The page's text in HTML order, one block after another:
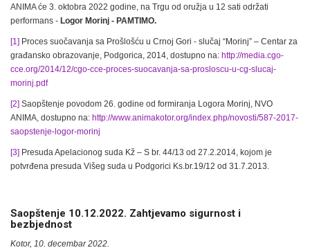
ANIMA će 3. oktobra 2022 godine, na Trgu od oružja u 12 sati održati
performans - Logor Morinj - PAMTIMO.
[1] Proces suočavanja sa Prošlošću u Crnoj Gori - slučaj “Morinj” – Centar za
građansko obrazovanje, Podgorica, 2014, dostupno na: http://media.cgo-
cce.org/2014/12/cgo-cce-proces-suocavanja-sa-prosloscu-u-cg-slucaj-
morinj.pdf
[2] Saopštenje povodom 26. godine od formiranja Logora Morinj, NVO
ANIMA, dostupno na: http://www.animakotor.org/index.php/novosti/587-2017-
saopstenje-logor-morinj
[3] Presuda Apelacionog suda Kž – S br. 44/13 od 27.2.2014, kojom je
potvrđena presuda Višeg suda u Podgorici Ks.br.19/12 od 31.7.2013.
Saopštenje 10.12.2022. Zahtjevamo sigurnost i
bezbjednost
Kotor, 10. decembar 2022.